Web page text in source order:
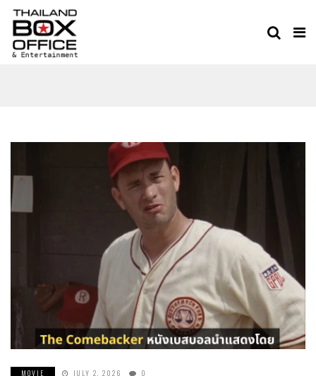
THE COMEBACKER
MOVIE JULY 2, 2026 0